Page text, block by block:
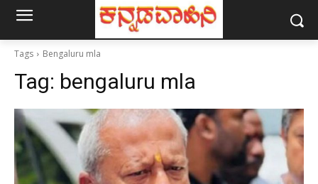
Tags Bengaluru mla
Tag: bengaluru mla